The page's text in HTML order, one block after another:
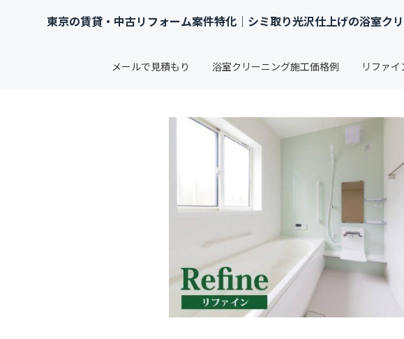
東京の賃貸・中古リフォーム案件特化｜シミ取り光沢仕上げの浴室
メールで見積もり 浴室クリーニング施工価格例 リファ